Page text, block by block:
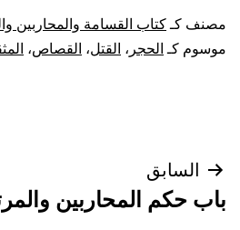
مصنف كـكتاب القسامة والمحاربين
موسوم كـ الحجر ، القتل، القصاص،
تصفّح
المقالات
السابق
باب حكم المحاربين